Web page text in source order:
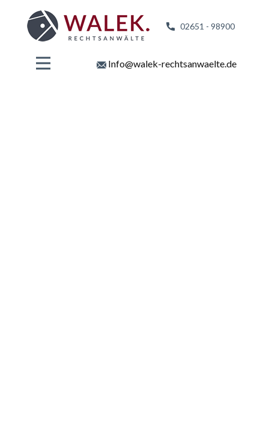
02651 - 98900
Info@walek-rechtsanwaelte.de